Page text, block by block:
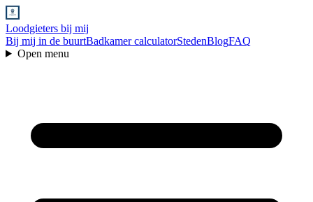
Loodgieters bij mij
Bij mij in de buurtBadkamer calculatorStedenBlogFAQ
Open menu